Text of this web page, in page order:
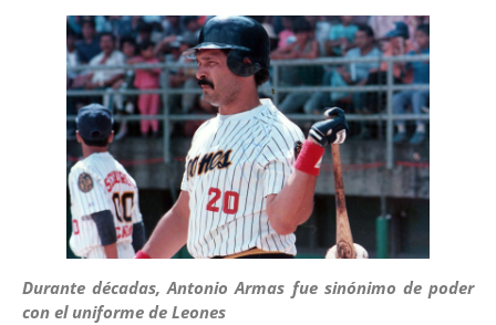
Durante décadas, Antonio Armas fue sinónimo de poder
con el uniforme de Leones